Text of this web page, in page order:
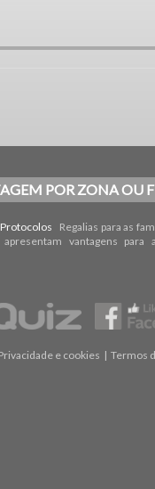
POR ZONA OU
Regalias para as
apresentam vantagens
e cookies | Termos